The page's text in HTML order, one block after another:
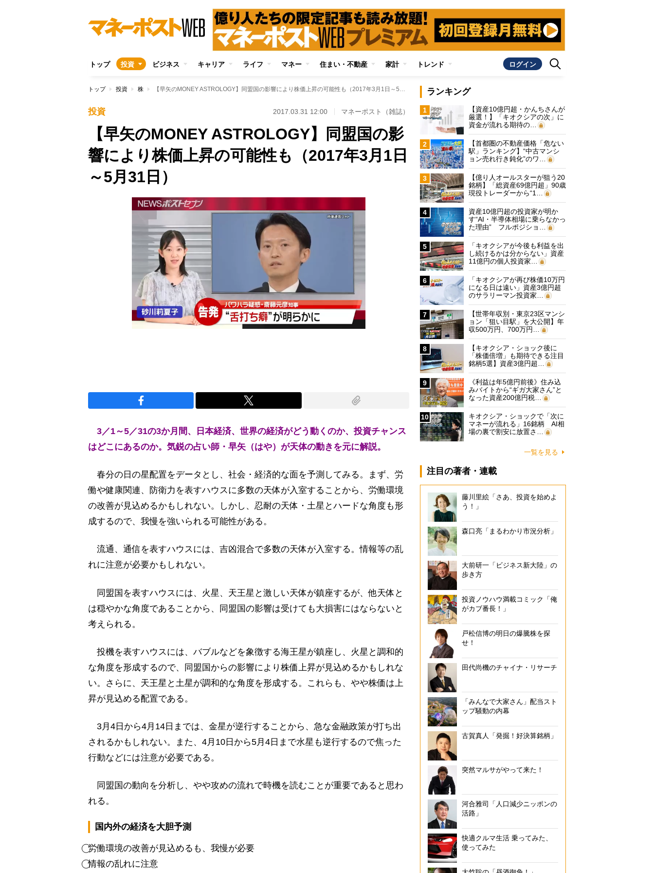
トップ 投資 ビジネス キャリア ライフ マネー 住まい・不動産 家計 トレンド ログイン
トップ 投資 株 【早矢のMONEY ASTROLOGY】同盟国の影響により株価上昇の可能性も（2017年3月1日～5月31日）
投資 2017.03.31 12:00 マネーポスト（雑誌）
【早矢のMONEY ASTROLOGY】同盟国の影
響により株価上昇の可能性も（2017年3月1日
～5月31日）
3／1～5／31の3か月間、日本経済、世界の経済がどう動くのか、投資チャンス
はどこにあるのか。気鋭の占い師・早矢（はや）が天体の動きを元に解説。
春分の日の星配置をデータとし、社会・経済的な面を予測してみる。まず、労
働や健康関連、防衛力を表すハウスに多数の天体が入室することから、労働環境
の改善が見込めるかもしれない。しかし、忍耐の天体・土星とハードな角度も形
成するので、我慢を強いられる可能性がある。
流通、通信を表すハウスには、吉凶混合で多数の天体が入室する。情報等の乱
れに注意が必要かもしれない。
同盟国を表すハウスには、火星、天王星と激しい天体が鎮座するが、他天体と
は穏やかな角度であることから、同盟国の影響は受けても大損害にはならないと
考えられる。
投機を表すハウスには、バブルなどを象徴する海王星が鎮座し、火星と調和的
な角度を形成するので、同盟国からの影響により株価上昇が見込めるかもしれな
い。さらに、天王星と土星が調和的な角度を形成する。これらも、やや株価は上
昇が見込める配置である。
3月4日から4月14日までは、金星が逆行することから、急な金融政策が打ち出
されるかもしれない。また、4月10日から5月4日まで水星も逆行するので焦った
行動などには注意が必要である。
同盟国の動向を分析し、やや攻めの流れで時機を読むことが重要であると思わ
れる。
国内外の経済を大胆予測
⃝労働環境の改善が見込めるも、我慢が必要
⃝情報の乱れに注意
ランキング
1
【資産10億円超・かんちさんが
厳選！】「キオクシアの次」に
資金が流れる期待の…
2
【首都圏の不動産価格「危ない
駅」ランキング】“中古マンシ
ョン売れ行き鈍化”のワ…
3
【億り人オールスターが狙う20
銘柄】「総資産69億円超」90歳
現役トレーダーから“1…
4
資産10億円超の投資家が明か
す“AI・半導体相場に乗らなかっ
た理由” フルポジショ…
5
「キオクシアが今後も利益を出
し続けるかは分からない」資産
11億円の個人投資家…
6
「キオクシアが再び株価10万円
になる日は遠い」資産3億円超
のサラリーマン投資家…
7
【世帯年収別・東京23区マンシ
ョン「狙い目駅」を大公開】年
収500万円、700万円…
8
【キオクシア・ショック後に
「株価倍増」も期待できる注目
銘柄5選】資産3億円超…
9
《利益は年5億円前後》住み込
みバイトから“ギガ大家さん”と
なった資産200億円税…
10
キオクシア・ショックで「次に
マネーが流れる」16銘柄 AI相
場の裏で割安に放置さ…
一覧を見る
注目の著者・連載
藤川里絵「さあ、投資を始めよ
う！」
森口亮「まるわかり市況分析」
大前研一「ビジネス新大陸」の
歩き方
投資ノウハウ満載コミック「俺
がカブ番長！」
戸松信博の明日の爆騰株を探
せ！
田代尚機のチャイナ・リサーチ
「みんなで大家さん」配当スト
ップ騒動の内幕
古賀真人「発掘！好決算銘柄」
突然マルサがやって来た！
河合雅司「人口減少ニッポンの
活路」
快適クルマ生活 乗ってみた、
使ってみた